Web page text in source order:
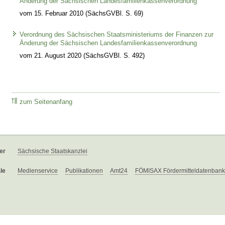
vom 15. Februar 2010 (SächsGVBl. S. 69)
Verordnung des Sächsischen Staatsministeriums der Finanzen zur
Änderung der Sächsischen Landesfamilienkassenverordnung
vom 21. August 2020 (SächsGVBl. S. 492)
zum Seitenanfang
Sächsische Staatskanzlei
Medienservice Publikationen Amt24 FÖMISAX Fördermitteldatenbank